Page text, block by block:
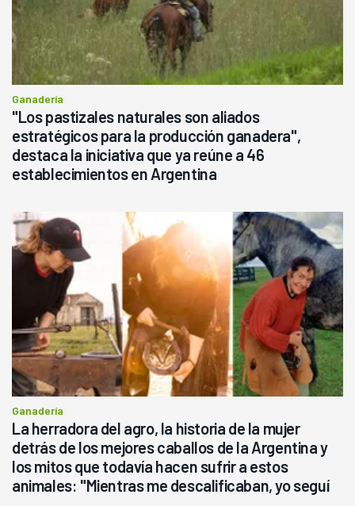
Ganadería
"Los pastizales naturales son aliados
estratégicos para la producción ganadera",
destaca la iniciativa que ya reúne a 46
establecimientos en Argentina
Ganadería
La herradora del agro, la historia de la mujer
detrás de los mejores caballos de la Argentina y
los mitos que todavía hacen sufrir a estos
animales: "Mientras me descalificaban, yo seguí